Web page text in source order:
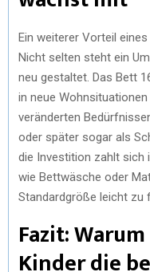
Ein weiterer Vorteil
Nicht selten steht ein
neu gestaltet. Das Bett
in neue
veränderten
oder später sogar als
die Investition zahlt sich
wie Bettwäsche oder
Standardgröße leicht zu
Fazit:
Kinder die